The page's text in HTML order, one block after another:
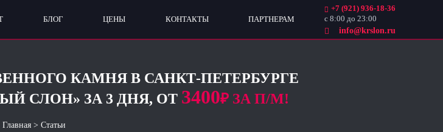
БЛОГ ЦЕНЫ КОНТАКТЫ ПАРТНЕРАМ
+7 (921) 936-18-36
с 8:00 до 23:00
info@krslon.ru
КАМНЯ В САНКТ-ПЕТЕРБУРГЕ
СЛОН» ЗА 3 ДНЯ, ОТ 3400₽ ЗА П/М!
Главная > Статьи